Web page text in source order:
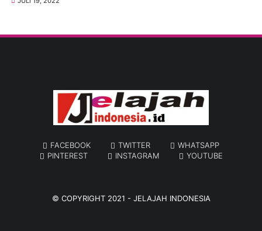
FACEBOOK TWITTER
WHATSAPP
PINTEREST
INSTAGRAM YOUTUBE
© COPYRIGHT 2021 - JELAJAH INDONESIA